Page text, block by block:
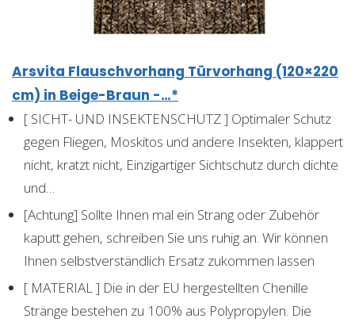
Arsvita Flauschvorhang Türvorhang (120×220
cm) in Beige-Braun -…*
[ SICHT- UND INSEKTENSCHUTZ ] Optimaler Schutz
gegen Fliegen, Moskitos und andere Insekten, klappert
nicht, kratzt nicht, Einzigartiger Sichtschutz durch dichte
und…
[Achtung] Sollte Ihnen mal ein Strang oder Zubehör
kaputt gehen, schreiben Sie uns ruhig an. Wir können
Ihnen selbstverständlich Ersatz zukommen lassen
[ MATERIAL ] Die in der EU hergestellten Chenille
Stränge bestehen zu 100% aus Polypropylen. Die